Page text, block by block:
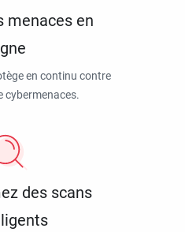
menaces en
en continu contre
cybermenaces.
des scans